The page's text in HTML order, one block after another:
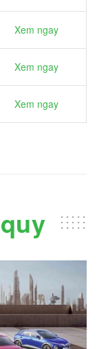
Xem ngay
Xem ngay
Xem ngay